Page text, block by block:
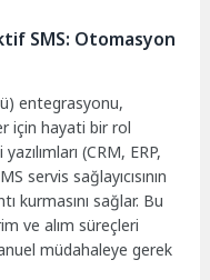
SMS: Otomasyon
entegrasyonu,
için hayati bir rol
(CRM, ERP,
servis sağlayıcısının
kurmasını sağlar. Bu
ve alım süreçleri
müdahaleye gerek